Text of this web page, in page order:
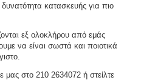
κατασκευής για πιο
εξ ολοκλήρου από εμάς
να είναι σωστά και ποιοτικά
μας στο 210 2634072 ή στείλτε